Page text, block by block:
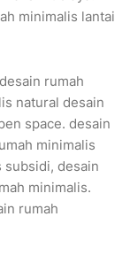
minimalis lantai
rumah
natural desain
space. desain
minimalis
subsidi, desain
minimalis.
rumah